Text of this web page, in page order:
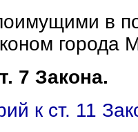
в
города
7 Закона.
к ст. 11